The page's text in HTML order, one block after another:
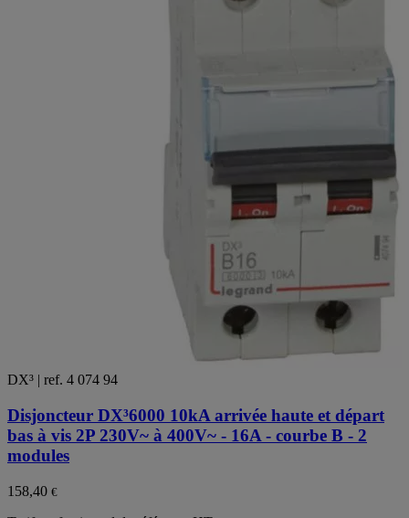
DX³ | ref. 4 074 94
Disjoncteur DX³6000 10kA arrivée haute et départ
bas à vis 2P 230V~ à 400V~ - 16A - courbe B - 2
modules
158,40 €